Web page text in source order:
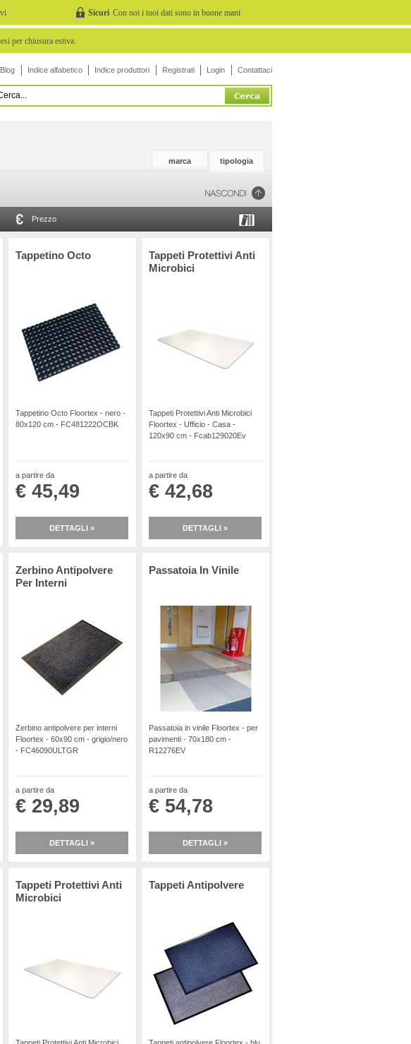
Sicuri Con noi i tuoi dati sono in buone mani
per chiusura estiva.
Blog Indice alfabetico Indice produttori Registrati Login Contattaci
tipologia
marca
Prezzo
Tappetino Octo
Tappetino Octo Floortex - nero -
80x120 cm - FC481222OCBK
a partire da
€ 45,49
DETTAGLI »
Tappeti Protettivi Anti
Microbici
Tappeti Protettivi Anti Microbici
Floortex - Ufficio - Casa -
120x90 cm - Fcab129020Ev
a partire da
€ 42,68
DETTAGLI »
Zerbino Antipolvere
Per Interni
Zerbino antipolvere per interni
Floortex - 60x90 cm - grigio/nero
- FC46090ULTGR
a partire da
€ 29,89
DETTAGLI »
Passatoia In Vinile
Passatoia in vinile Floortex - per
pavimenti - 70x180 cm -
R12276EV
a partire da
€ 54,78
DETTAGLI »
Tappeti Protettivi Anti
Microbici
Tappeti Antipolvere